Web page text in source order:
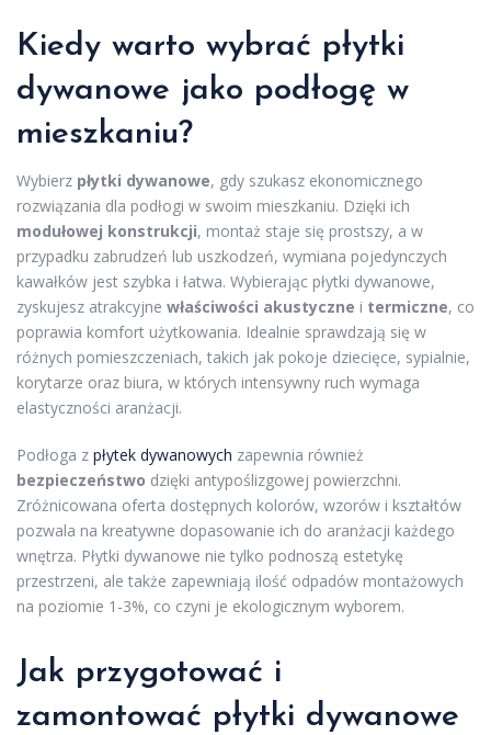
Kiedy warto wybrać płytki
dywanowe jako podłogę w
mieszkaniu?
Wybierz płytki dywanowe, gdy szukasz ekonomicznego
rozwiązania dla podłogi w swoim mieszkaniu. Dzięki ich
modułowej konstrukcji, montaż staje się prostszy, a w
przypadku zabrudzeń lub uszkodzeń, wymiana pojedynczych
kawałków jest szybka i łatwa. Wybierając płytki dywanowe,
zyskujesz atrakcyjne właściwości akustyczne i termiczne, co
poprawia komfort użytkowania. Idealnie sprawdzają się w
różnych pomieszczeniach, takich jak pokoje dziecięce, sypialnie,
korytarze oraz biura, w których intensywny ruch wymaga
elastyczności aranżacji.
Podłoga z płytek dywanowych zapewnia również
bezpieczeństwo dzięki antypoślizgowej powierzchni.
Zróżnicowana oferta dostępnych kolorów, wzorów i kształtów
pozwala na kreatywne dopasowanie ich do aranżacji każdego
wnętrza. Płytki dywanowe nie tylko podnoszą estetykę
przestrzeni, ale także zapewniają ilość odpadów montażowych
na poziomie 1-3%, co czyni je ekologicznym wyborem.
Jak przygotować i
zamontować płytki dywanowe